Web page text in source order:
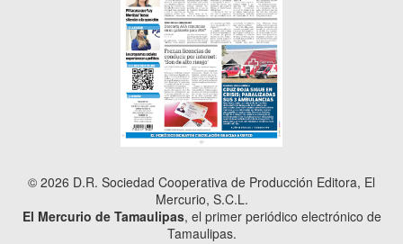
© 2026 D.R. Sociedad Cooperativa de Producción Editora, El
Mercurio, S.C.L.
El Mercurio de Tamaulipas, el primer periódico electrónico de
Tamaulipas.